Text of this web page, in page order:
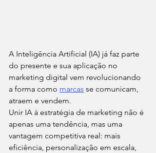
A Inteligência Artificial (IA) já faz parte
do presente e sua aplicação no
marketing digital vem revolucionando
a forma como marcas se comunicam,
atraem e vendem.
Unir IA à estratégia de marketing não é
apenas uma tendência, mas uma
vantagem competitiva real: mais
eficiência, personalização em escala,